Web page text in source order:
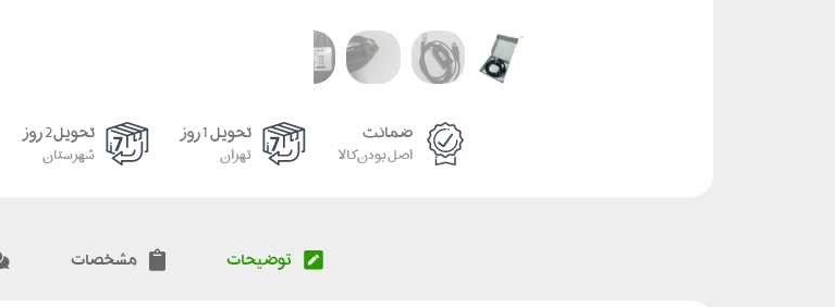
ضمانت
اصل بودن کالا
تحویل 1 روز
تهران
تحویل 2 روز
شهرستان
توضیحات مشخصات